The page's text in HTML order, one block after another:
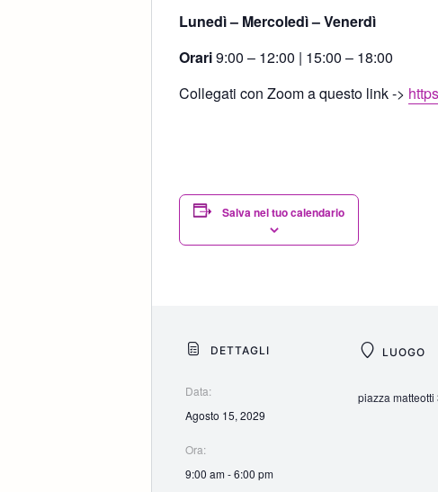
Lunedì – Mercoledì – Venerdì
Orari9:00 – 12:00 | 15:00 – 18:00
Collegati con Zoom a questo link ->
Salva nel tuo calendario
DETTAGLI
Data:
Agosto 15, 2029
Ora:
9:00 am - 6:00 pm
LUOGO
piazza matteotti